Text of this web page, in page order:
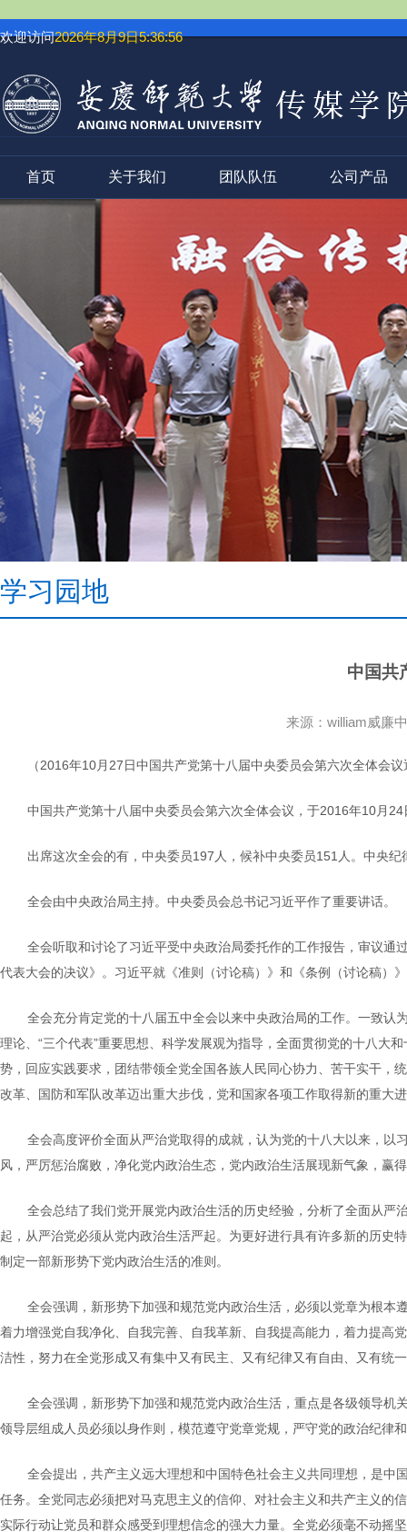
欢迎访问2026年8月9日5:36:57
首页 关于我们 团队队伍 公司产品
学习园地
中国共
来源：william威廉
（2016年10月27日中国共产党第十八届中央委员会第六次全体会议
中国共产党第十八届中央委员会第六次全体会议，于2016年10月
出席这次全会的有，中央委员197人，候补中央委员151人。中央
全会由中央政治局主持。中央委员会总书记习近平作了重要讲话。
全会听取和讨论了习近平受中央政治局委托作的工作报告，审议
代表大会的决议》。习近平就《准则（讨论稿）》和《条例（讨论稿）
全会充分肯定党的十八届五中全会以来中央政治局的工作。一致
理论、“三个代表”重要思想、科学发展观为指导，全面贯彻党的十八大
势，回应实践要求，团结带领全党全国各族人民同心协力、苦干实干，
改革、国防和军队改革迈出重大步伐，党和国家各项工作取得新的重大
全会高度评价全面从严治党取得的成就，认为党的十八大以来，
风，严厉惩治腐败，净化党内政治生态，党内政治生活展现新气象，赢
全会总结了我们党开展党内政治生活的历史经验，分析了全面从
起，从严治党必须从党内政治生活严起。为更好进行具有许多新的历史
制定一部新形势下党内政治生活的准则。
全会强调，新形势下加强和规范党内政治生活，必须以党章为根
着力增强党自我净化、自我完善、自我革新、自我提高能力，着力提高
洁性，努力在全党形成又有集中又有民主、又有纪律又有自由、又有统
全会强调，新形势下加强和规范党内政治生活，重点是各级领导
领导层组成人员必须以身作则，模范遵守党章党规，严守党的政治纪律
全会提出，共产主义远大理想和中国特色社会主义共同理想，是
任务。全党同志必须把对马克思主义的信仰、对社会主义和共产主义的
实际行动让党员和群众感受到理想信念的强大力量。全党必须毫不动摇